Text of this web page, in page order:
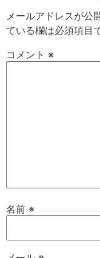
メールアドレスが公
ている欄は必須項目
コメント ※
名前 ※